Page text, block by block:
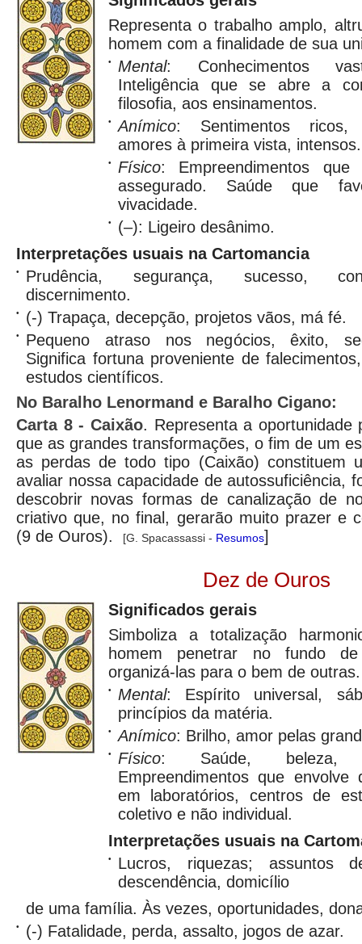
Representa o trabalho amplo,
homem com a finalidade de sua
• Mental: Conhecimentos
Inteligência que se abre a
filosofia, aos ensinamentos.
• Anímico: Sentimentos ricos,
amores à primeira vista,
• Físico: Empreendimentos
assegurado. Saúde que
vivacidade.
•
(–): Ligeiro desânimo.
Interpretações usuais na Cartomancia
•
Prudência, segurança, sucesso,
discernimento.
• (-) Trapaça, decepção, projetos vãos, má fé.
•
Pequeno atraso nos negócios, êxito,
Significa fortuna proveniente de
estudos científicos.
No Baralho Lenormand e Baralho Cigano:
Carta 8 - Caixão. Representa a oportunidade
que as grandes transformações, o fim de um
as perdas de todo tipo (Caixão) constituem
avaliar nossa capacidade de autossuficiência,
descobrir novas formas de canalização de
criativo que, no final, gerarão muito prazer e
(9 de Ouros).
[G. Spacassassi - Resumos]
Dez de Ouros
Significados gerais
Simboliza a totalização
homem penetrar no fundo
organizá-las para o bem de outras.
• Mental: Espírito universal,
princípios da matéria.
• Anímico: Brilho, amor pelas
• Físico: Saúde, beleza,
Empreendimentos que envolve
em laboratórios, centros de
coletivo e não individual.
Interpretações usuais na
•
Lucros, riquezas; assuntos
descendência, domicílio
de uma família. Às vezes, oportunidades,
• (-) Fatalidade, perda, assalto, jogos de azar.